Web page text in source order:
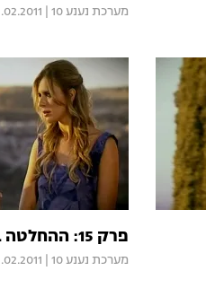
מערכת נענע 10
פרק 15: ההחלטה בידיים של נלה
מערכת נענע 10